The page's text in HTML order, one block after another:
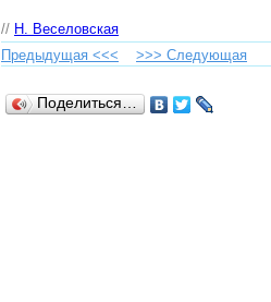
// Н. Веселовская
Предыдущая <<<
>>> Cледующая
Поделиться…